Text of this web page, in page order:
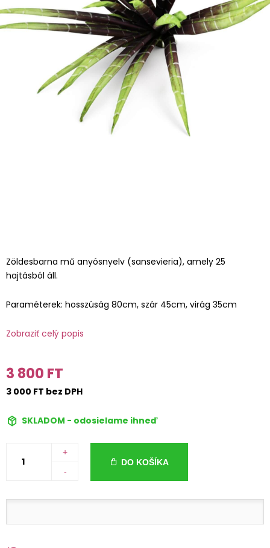
Zöldesbarna mű anyósnyelv (sansevieria), amely 25
hajtásból áll.
Paraméterek: hosszúság 80cm, szár 45cm, virág 35cm
Zobraziť celý popis
3 800 FT
3 000 FT bez DPH
SKLADOM - odosielame ihneď
+
-
DO KOŠÍKA